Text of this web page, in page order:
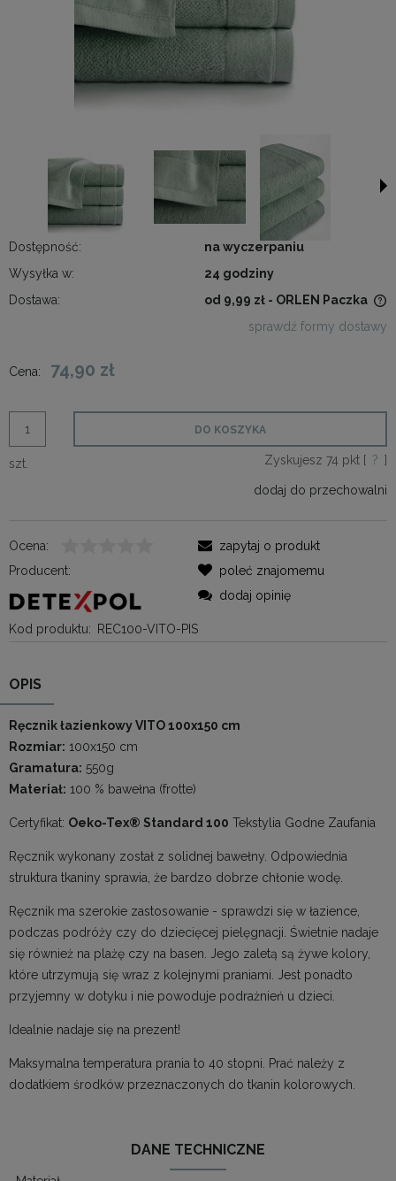
Dostępność:
na wyczerpaniu
Wysyłka w:
24 godziny
Dostawa:
od 9,99 zł - ORLEN Paczka
sprawdź formy dostawy
Cena: 74,90 zł
szt.
DO KOSZYKA
Zyskujesz 74 pkt [ ? ]
dodaj do przechowalni
Ocena:
Producent:
Kod produktu: REC100-VITO-PIS
zapytaj o produkt
poleć znajomemu
dodaj opinię
OPIS
Ręcznik łazienkowy VITO 100x150 cm
Rozmiar: 100x150 cm
Gramatura: 550g
Materiał: 100 % bawełna (frotte)
Certyfikat: Oeko-Tex® Standard 100 Tekstylia Godne Zaufania
Ręcznik wykonany został z solidnej bawełny. Odpowiednia
struktura tkaniny sprawia, że bardzo dobrze chłonie wodę.
Ręcznik ma szerokie zastosowanie - sprawdzi się w łazience,
podczas podróży czy do dziecięcej pielęgnacji. Świetnie nadaje
się również na plażę czy na basen. Jego zaletą są żywe kolory,
które utrzymują się wraz z kolejnymi praniami. Jest ponadto
przyjemny w dotyku i nie powoduje podrażnień u dzieci.
Idealnie nadaje się na prezent!
Maksymalna temperatura prania to 40 stopni. Prać należy z
dodatkiem środków przeznaczonych do tkanin kolorowych.
DANE TECHNICZNE